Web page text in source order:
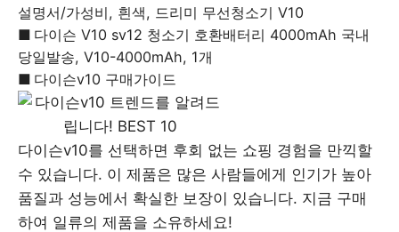
설명서/가성비, 흰색, 드리미 무선청소기 V10
다이슨 V10 sv12 청소기 호환배터리 4000mAh 국내
당일발송, V10-4000mAh, 1개
다이슨v10 구매가이드
다이슨v10를 선택하면 후회 없는 쇼핑 경험을 만끽할
수 있습니다. 이 제품은 많은 사람들에게 인기가 높아
품질과 성능에서 확실한 보장이 있습니다. 지금 구매
하여 일류의 제품을 소유하세요!